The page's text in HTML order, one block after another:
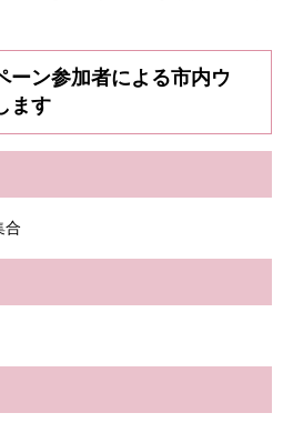
ーン参加者による市内ウ
ます
合